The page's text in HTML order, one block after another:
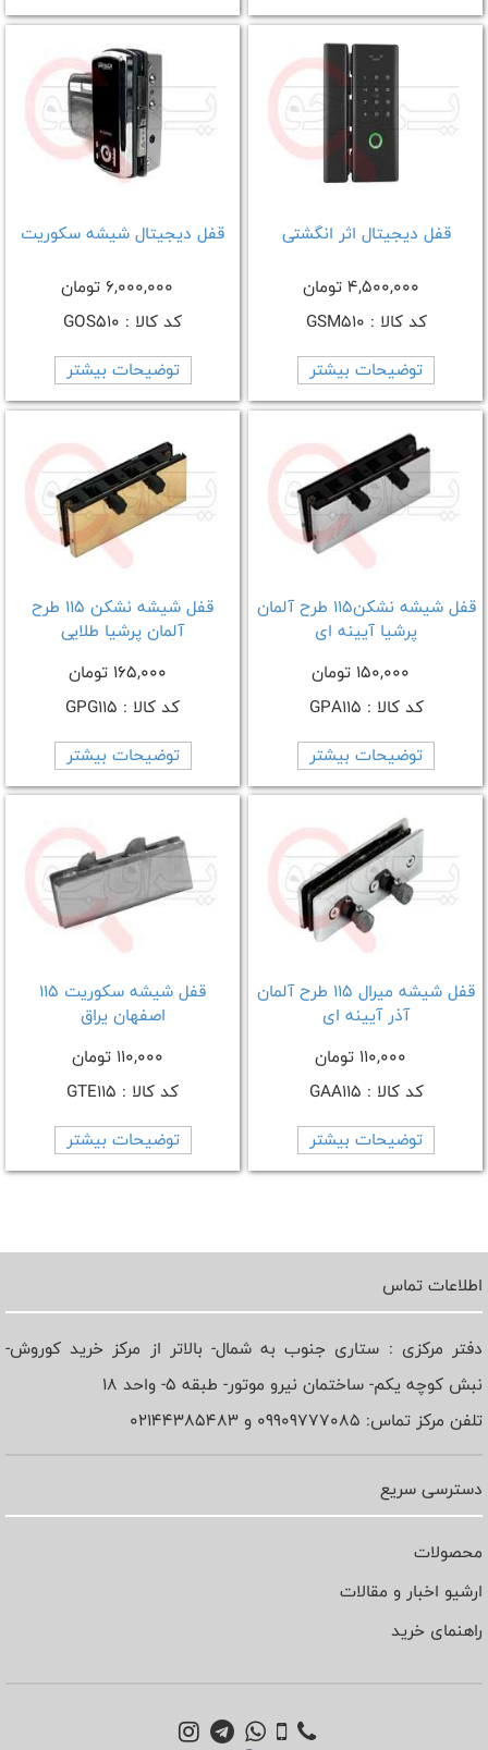
قفل دیجیتال اثر انگشتی
کد کالا : GSM510
توضیحات بیشتر
قفل دیجیتال شیشه سکوریت
کد کالا : GOS510
توضیحات بیشتر
قفل شیشه نشکن115 طرح آلمان
پرشیا آیینه ای
کد کالا : GPA115
توضیحات بیشتر
قفل شیشه نشکن 115 طرح
آلمان پرشیا طلایی
کد کالا : GPG115
توضیحات بیشتر
قفل شیشه میرال 115 طرح آلمان
آذر آیینه ای
کد کالا : GAA115
توضیحات بیشتر
قفل شیشه سکوریت 115
اصفهان یراق
کد کالا : GTE115
توضیحات بیشتر
اطلاعات تماس
دفتر مرکزی : ستاری جنوب به شمال- بالاتر از مرکز خرید کوروش-
نبش کوچه یکم- ساختمان نیرو موتور- طبقه 5- واحد 18
تلفن مرکز تماس: 09909777085 و 02144385483
دسترسی سریع
محصولات
ارشیو اخبار و مقالات
راهنمای خرید